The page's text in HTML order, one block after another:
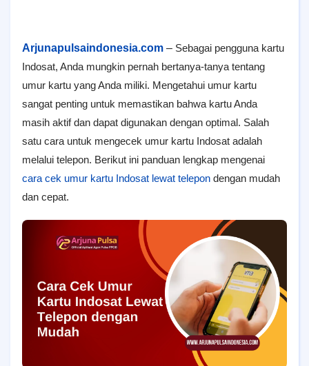
Arjunapulsaindonesia.com – Sebagai pengguna kartu
Indosat, Anda mungkin pernah bertanya-tanya tentang
umur kartu yang Anda miliki. Mengetahui umur kartu
sangat penting untuk memastikan bahwa kartu Anda
masih aktif dan dapat digunakan dengan optimal. Salah
satu cara untuk mengecek umur kartu Indosat adalah
melalui telepon. Berikut ini panduan lengkap mengenai
cara cek umur kartu Indosat lewat telepon dengan mudah
dan cepat.